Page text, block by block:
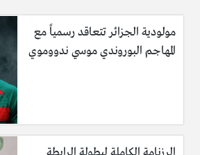
مولودية الجزائر تتعاقد رسمياً مع
المهاجم البوروندي موسي ندووموي